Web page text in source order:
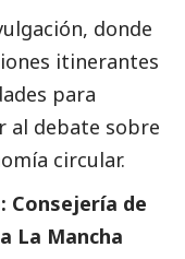
donde
itinerantes
para
al debate sobre
circular.
: Consejería de
La Mancha